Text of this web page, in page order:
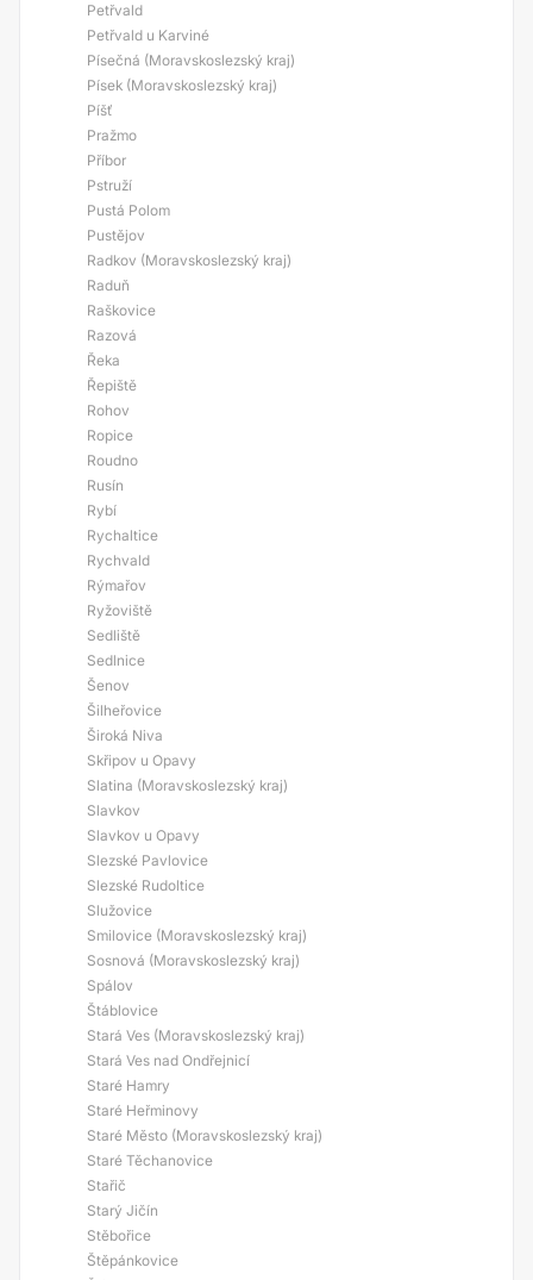
Petřvald
Petřvald u Karviné
Písečná (Moravskoslezský kraj)
Písek (Moravskoslezský kraj)
Píšť
Pražmo
Příbor
Pstruží
Pustá Polom
Pustějov
Radkov (Moravskoslezský kraj)
Raduň
Raškovice
Razová
Řeka
Řepiště
Rohov
Ropice
Roudno
Rusín
Rybí
Rychaltice
Rychvald
Rýmařov
Ryžoviště
Sedliště
Sedlnice
Šenov
Šilheřovice
Široká Niva
Skřipov u Opavy
Slatina (Moravskoslezský kraj)
Slavkov
Slavkov u Opavy
Slezské Pavlovice
Slezské Rudoltice
Služovice
Smilovice (Moravskoslezský kraj)
Sosnová (Moravskoslezský kraj)
Spálov
Štáblovice
Stará Ves (Moravskoslezský kraj)
Stará Ves nad Ondřejnicí
Staré Hamry
Staré Heřminovy
Staré Město (Moravskoslezský kraj)
Staré Těchanovice
Stařič
Starý Jičín
Stěbořice
Štěpánkovice